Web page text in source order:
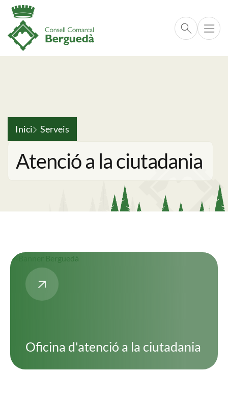
Cerca
Fil d'ariadna
Inici Serveis
Atenció a la ciutadania
Oficina d'atenció a la ciutadania